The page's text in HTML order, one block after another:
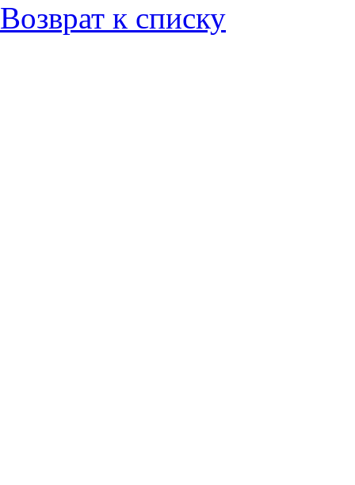
Возврат к списку